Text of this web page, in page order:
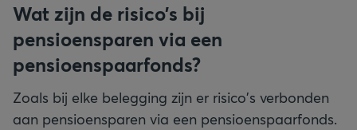
Wat zijn de risico’s bij
pensioensparen via een
pensioenspaarfonds?
Zoals bij elke belegging zijn er risico's verbonden
aan pensioensparen via een pensioenspaarfonds.